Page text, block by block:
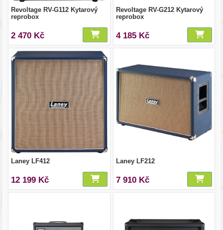
Revoltage RV-G112 Kytarový
reprobox
2 470 Kč
Revoltage RV-G212 Kytarový
reprobox
4 185 Kč
Laney LF412
12 199 Kč
Laney LF212
7 910 Kč